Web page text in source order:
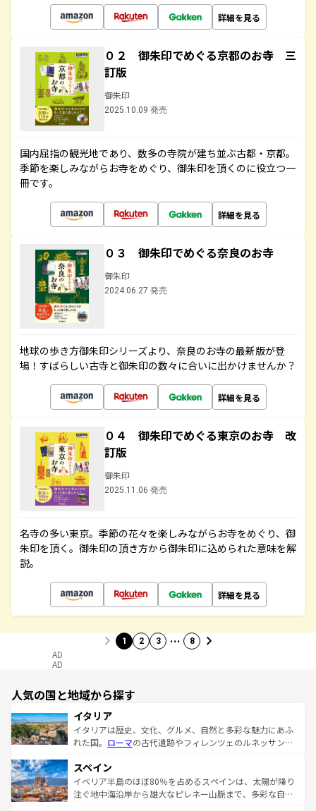
詳細を見る
０２ 御朱印でめぐる京都のお寺 三
訂版
御朱印
2025.10.09 発売
国内屈指の観光地であり、数多の寺院が建ち並ぶ古都・京都。
季節を楽しみながらお寺をめぐり、御朱印を頂くのに役立つ一
冊です。
詳細を見る
０３ 御朱印でめぐる奈良のお寺
御朱印
2024.06.27 発売
地球の歩き方御朱印シリーズより、奈良のお寺の最新版が登
場！すばらしい古寺と御朱印の数々に合いに出かけませんか？
詳細を見る
０４ 御朱印でめぐる東京のお寺 改
訂版
御朱印
2025.11.06 発売
名寺の多い東京。季節の花々を楽しみながらお寺をめぐり、御
朱印を頂く。御朱印の頂き方から御朱印に込められた意味を解
説。
詳細を見る
1 2 3 … 8
AD
AD
人気の国と地域から探す
イタリア
イタリアは歴史、文化、グルメ、自然と多彩な魅力にあふ
れた国。 ローマの古代遺跡やフィレンツェのルネッサンス
ろん、トスカーナの美しい田園風景やアマルフィ海岸の絶
景など、自然景観も見逃せない。観光の合間には、本場の
ピザやパスタなど、絶品のイタリア料理を堪能することも
スペイン
イベリア半島のほぼ80％を占めるスペインは、太陽が降り
注ぐ地中海沿岸から雄大なピレネー山脈まで、多彩な自然